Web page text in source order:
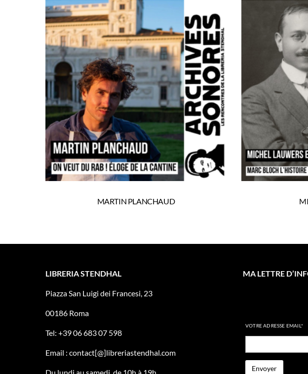
MARTIN PLANCHAUD
LIBRERIA STENDHAL
Piazza San Luigi dei Francesi, 23
00186 Roma
Tel: +39 06 683 07 598
Email : contact[@]libreriastendhal.com
Du lundi au samedi, de 10h à 19h.
MA LETTRE
VOTRE ADRESSE EMAIL*